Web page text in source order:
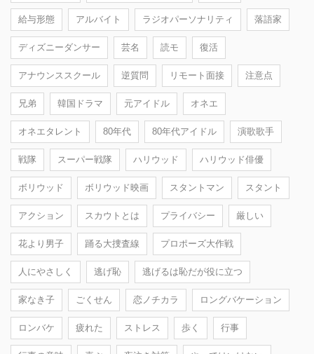
給与形態 アルバイト ラジオパーソナリティ 落語家
ディズニーダンサー 芸名 読モ 復活
アナウンススクール 逆質問 リモート面接 注意点
兄弟 韓国ドラマ 元アイドル オネエ
オネエタレント 80年代 80年代アイドル 演歌歌手
戦隊 スーパー戦隊 ハリウッド ハリウッド俳優
ボリウッド ボリウッド映画 スタントマン スタント
アクション スカウトとは プライバシー 厳しい
花より男子 踊る大捜査線 プロポーズ大作戦
人にやさしく 逃げ恥 逃げるは恥だが役に立つ
家なき子 ごくせん 恋ノチカラ ロングバケーション
ロンバケ 疲れた ストレス 歩く 行事